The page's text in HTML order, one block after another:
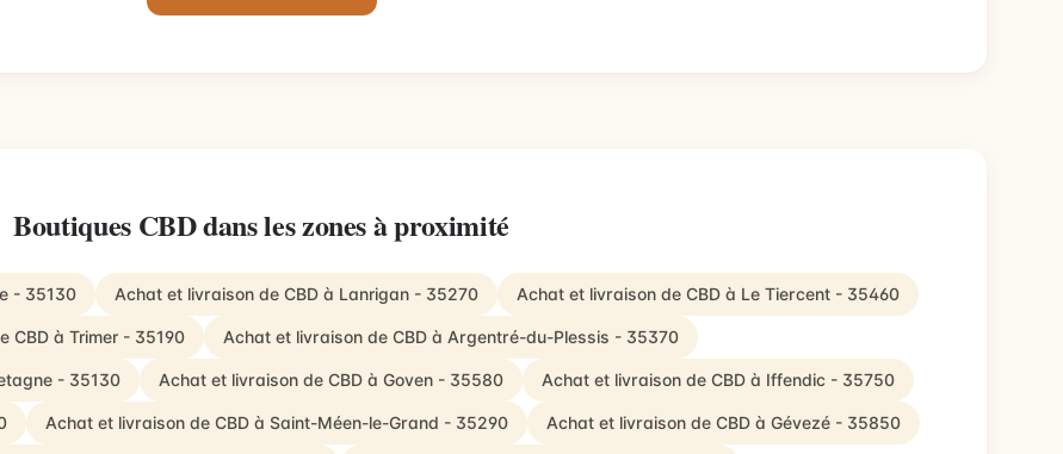
Boutiques CBD dans les zones à proximité
- 35130 Achat et livraison de CBD à Lanrigan - 35270 Achat et livraison de CBD à Le Tiercent - 35460
CBD à Trimer - 35190 Achat et livraison de CBD à Argentré-du-Plessis - 35370
- 35130 Achat et livraison de CBD à Goven - 35580 Achat et livraison de CBD à Iffendic - 35750
Achat et livraison de CBD à Saint-Méen-le-Grand - 35290 Achat et livraison de CBD à Gévezé - 35850